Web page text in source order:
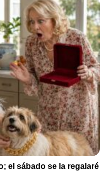
el sábado se la regalaré